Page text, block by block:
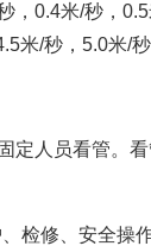
0.4米/秒，0.5
米/秒，5.0米/
人员看管。看
修、安全操作